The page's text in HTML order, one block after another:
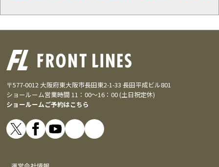
〒577-0012 大阪府東大阪市長田東2-1-33 長田平成ビル801
ショールーム営業時間 11：00～16：00 (土日祝定休)
ショールームご予約はこちら